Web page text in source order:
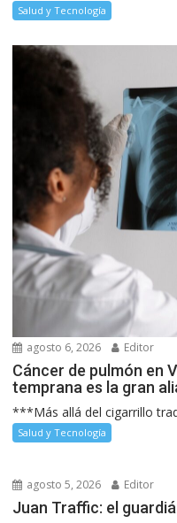
Salud y Tecnología
agosto 6, 2026 Editor
Cáncer de pulmón en
temprana es la gran
***Más allá del cigarrillo
Salud y Tecnología
agosto 5, 2026 Editor
Juan Traffic: el